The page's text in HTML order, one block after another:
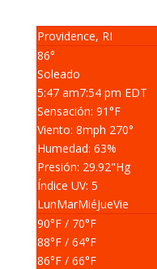
Providence, RI
86°
Soleado
5:47 am7:54 pm EDT
Sensación: 91°F
Viento: 8mph 270°
Humedad: 63%
Presión: 29.92"Hg
Índice UV: 5
LunMarMiéJueVie
90°F/ 70°F
88°F/ 64°F
86°F/ 66°F